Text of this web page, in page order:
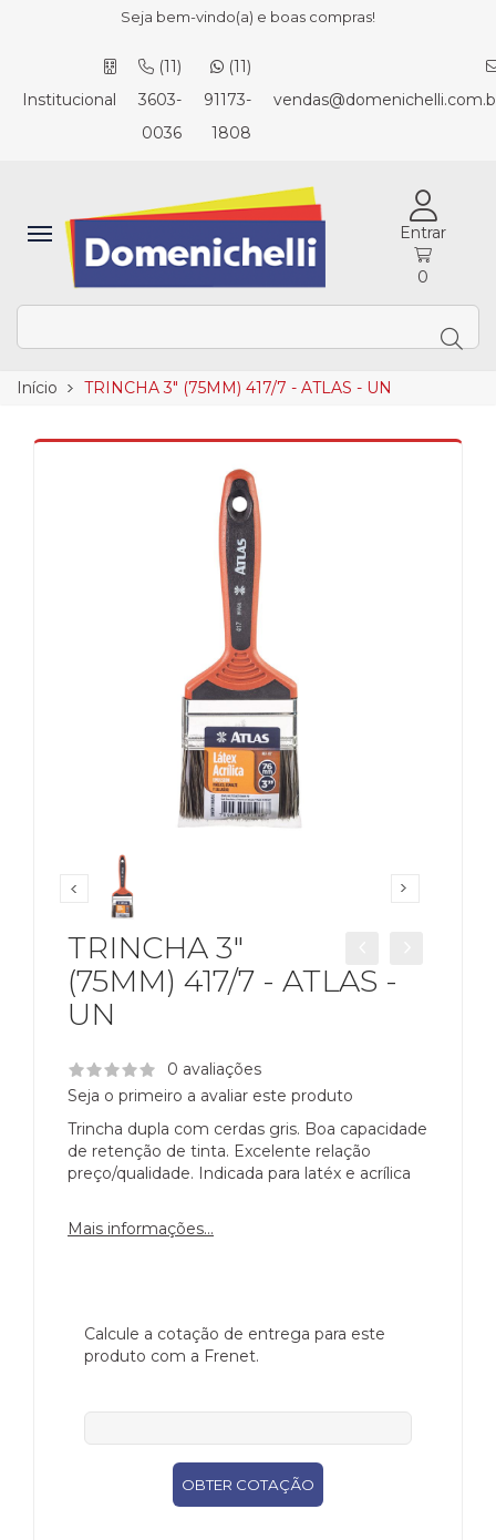
Seja bem-vindo(a) e boas compras!
Institucional
(11)
3603-
0036
(11)
91173-
1808
Entrar
0
Início TRINCHA 3" (75MM) 417/7 - ATLAS - UN
TRINCHA 3"
(75MM) 417/7 - ATLAS -
UN
0 avaliações
Seja o primeiro a avaliar este produto
Trincha dupla com cerdas gris. Boa capacidade
de retenção de tinta. Excelente relação
preço/qualidade. Indicada para latéx e acrílica
Mais informações...
Calcule a cotação de entrega para este
produto com a Frenet.
OBTER COTAÇÃO